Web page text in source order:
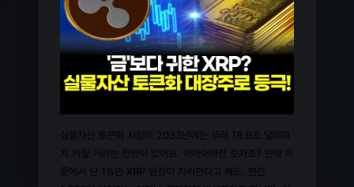
실물자산 토큰화 시장이 2033년에는 무려 18.9조 달러까
지 커질 거라는 전망이 있어요. 어마어마한 숫자죠? 만약 이
중에서 단 1%만 XRP 원장이 처리한다고 해도, 연간